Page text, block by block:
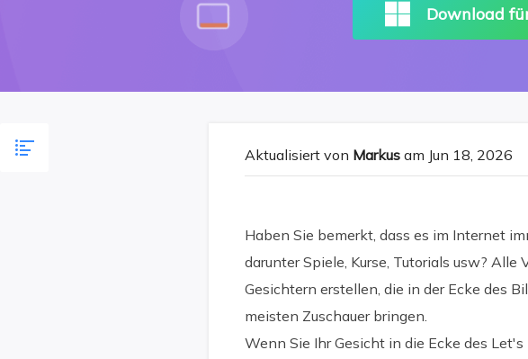
Download
Aktualisiert von Markus am Jun 18, 2026
Haben Sie bemerkt, dass es im Internet
darunter Spiele, Kurse, Tutorials usw?
Gesichtern erstellen, die in der Ecke des
meisten Zuschauer bringen.
Wenn Sie Ihr Gesicht in die Ecke des